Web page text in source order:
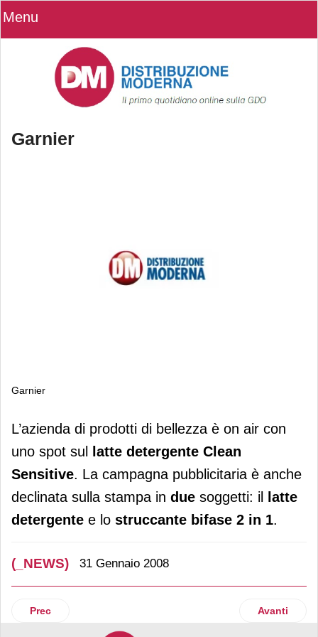
Menu
Garnier
Garnier
Garnier
L’azienda di prodotti di bellezza è on air con
uno spot sul latte detergente Clean
Sensitive. La campagna pubblicitaria è anche
declinata sulla stampa in due soggetti: il latte
detergente e lo struccante bifase 2 in 1.
(_NEWS) 31 Gennaio 2008
Articolo precedente: Ailog
Prec Articolo
Avanti